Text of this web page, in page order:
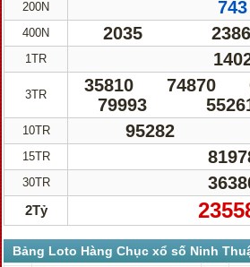
200N 743
400N 2035 2386
1TR
3TR 35810 74870
79993
10TR 95282
15TR
30TR
2Tỷ
Bảng Loto Hàng Chục xổ số Ninh